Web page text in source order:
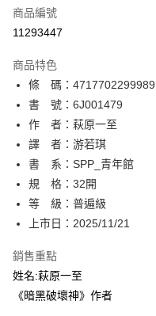
超商取貨付款
相關說明
【關於「AFTEE先享後付」】
AFTEE先享後付是「在收到商
便利好安心！
１．簡單：不需註冊會員、不需
２．便利：只要手機號碼，簡訊
３．安心：先確認商品／服務後
【「AFTEE先享後付」結帳流程
１．於結帳方式選擇「AFTEE
結帳頁面，進行簡訊認證並確認
２．訂單成立數日內，您將收到
ATM／網路銀行／等多元方式進
※ 請注意：結帳手續完成當下不
購買商品的店家。未經商家同意
後付繳納相關費用。
ATM付款
運送方式
全家取貨付款
每筆NT$80，滿NT$500(含
付款後全家取貨
每筆NT$80，滿NT$500(含
商品編號
11293447
商品特色
條 碼：4717702299989
書 號：6J001479
作 者：萩原一至
譯 者：游若琪
書 系：SPP_青年館
規 格：32開
等 級：普遍級
上市日：2025/11/21
銷售重點
姓名:萩原一至
《暗黑破壞神》作者